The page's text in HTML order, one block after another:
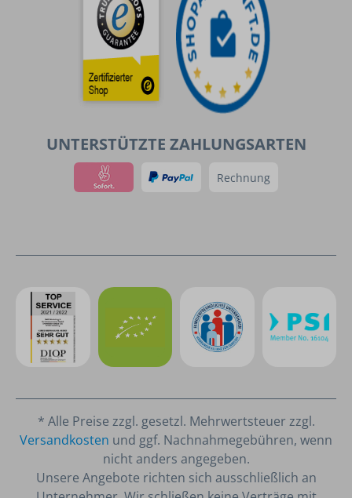
UNTERSTÜTZTE ZAHLUNGSARTEN
Rechnung
* Alle Preise zzgl. gesetzl. Mehrwertsteuer zzgl.
Versandkosten und ggf. Nachnahmegebühren, wenn
nicht anders angegeben.
Unsere Angebote richten sich ausschließlich an